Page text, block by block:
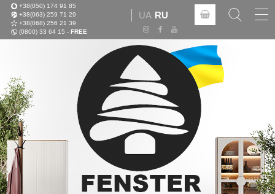
+38(050) 174 91 85
+38(063) 259 71 29
+38(068) 256 21 39
(0800) 33 64 15 - FREE
UA RU